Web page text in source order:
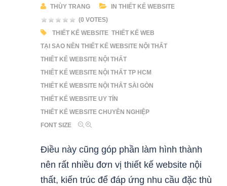
THÙY TRANG IN THIẾT KẾ WEBSITE
(0 VOTES)
THIẾT KẾ WEBSITE THIẾT KẾ WEB
TẠI SAO NÊN THIẾT KẾ WEBSITE NỘI THẤT
THIẾT KẾ WEBSITE NỘI THẤT
THIẾT KẾ WEBSITE NỘI THẤT TP HCM
THIẾT KẾ WEBSITE NỘI THẤT SÀI GÒN
THIẾT KẾ WEBSITE UY TÍN
THIẾT KẾ WEBSITE CHUYÊN NGHIỆP
FONT SIZE
Điều này cũng góp phần làm hình thành
nên rất nhiều đơn vị thiết kế website nội
thất, kiến trúc để đáp ứng nhu cầu đặc thù